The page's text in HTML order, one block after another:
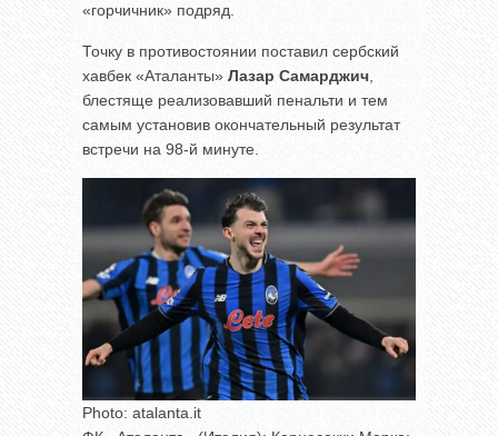
«горчичник» подряд.
Точку в противостоянии поставил сербский
хавбек «Аталанты» Лазар Самарджич
блестяще реализовавший пенальти и тем
самым установив окончательный результат
встречи на 98-й минуте.
Photo: atalanta.it